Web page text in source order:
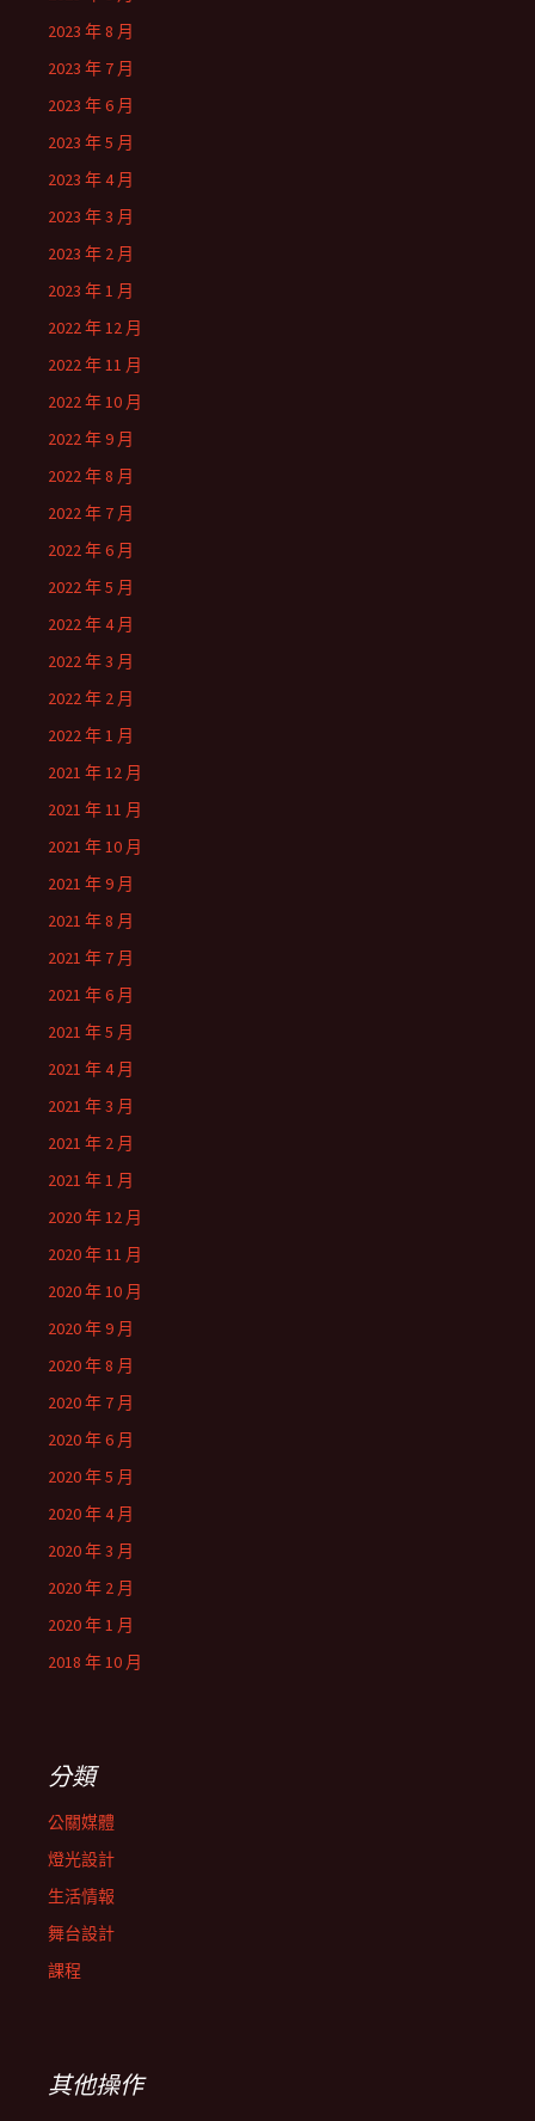
2023 年 8 月
2023 年 7 月
2023 年 6 月
2023 年 5 月
2023 年 4 月
2023 年 3 月
2023 年 2 月
2023 年 1 月
2022 年 12 月
2022 年 11 月
2022 年 10 月
2022 年 9 月
2022 年 8 月
2022 年 7 月
2022 年 6 月
2022 年 5 月
2022 年 4 月
2022 年 3 月
2022 年 2 月
2022 年 1 月
2021 年 12 月
2021 年 11 月
2021 年 10 月
2021 年 9 月
2021 年 8 月
2021 年 7 月
2021 年 6 月
2021 年 5 月
2021 年 4 月
2021 年 3 月
2021 年 2 月
2021 年 1 月
2020 年 12 月
2020 年 11 月
2020 年 10 月
2020 年 9 月
2020 年 8 月
2020 年 7 月
2020 年 6 月
2020 年 5 月
2020 年 4 月
2020 年 3 月
2020 年 2 月
2020 年 1 月
2018 年 10 月
分類
公關媒體
燈光設計
生活情報
舞台設計
課程
其他操作